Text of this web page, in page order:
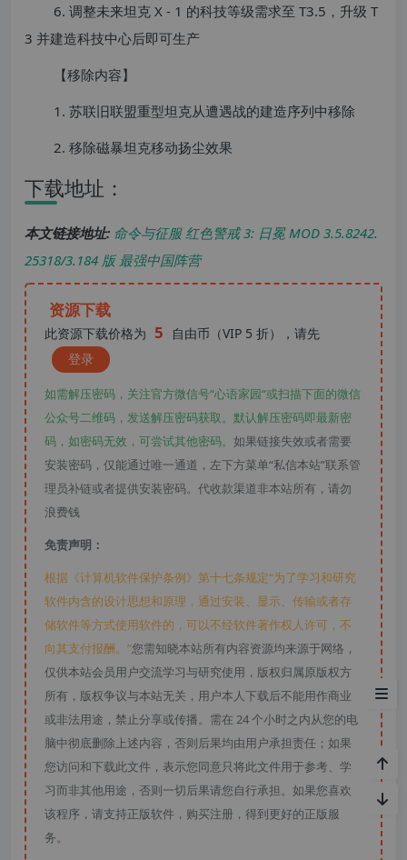
6. 调整未来坦克 X - 1 的科技等级需求至 T3.5，升级 T
3 并建造科技中心后即可生产
【移除内容】
1. 苏联旧联盟重型坦克从遭遇战的建造序列中移除
2. 移除磁暴坦克移动扬尘效果
下载地址：
本文链接地址: 命令与征服 红色警戒 3: 日冕 MOD 3.5.8242.
25318/3.184 版 最强中国阵营
资源下载
此资源下载价格为 5
自由币（VIP 5 折），请先
登录
如需解压密码，关注官方微信号“心语家园“或扫描下面的微信
公众号二维码，发送解压密码获取。默认解压密码即最新密
码，如密码无效，可尝试其他密码。 如果链接失效或者需要
安装密码，仅能通过唯一通道，左下方菜单“私信本站”联系管
理员补链或者提供安装密码。代收款渠道非本站所有，请勿
浪费钱
免责声明：
根据《计算机软件保护条例》第十七条规定“为了学习和研究
软件内含的设计思想和原理，通过安装、显示、传输或者存
储软件等方式使用软件的，可以不经软件著作权人许可，不
向其支付报酬。”您需知晓本站所有内容资源均来源于网络，
仅供本站会员用户交流学习与研究使用，版权归属原版权方
所有，版权争议与本站无关，用户本人下载后不能用作商业
或非法用途，禁止分享或传播。需在 24 个小时之内从您的电
脑中彻底删除上述内容，否则后果均由用户承担责任；如果
您访问和下载此文件，表示您同意只将此文件用于参考、学
习而非其他用途，否则一切后果请您自行承担。如果您喜欢
该程序，请支持正版软件，购买注册，得到更好的正版服
务。
游戏特色